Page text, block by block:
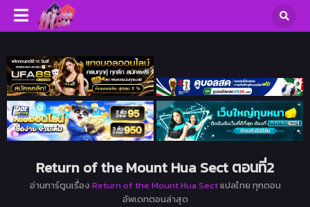
Return of the Mount Hua Sect ตอนที่2
อ่านการ์ตูนเรื่อง Return of the Mount Hua Sectแปลไทย ทุกตอน
อัพเดทตอนล่าสุด